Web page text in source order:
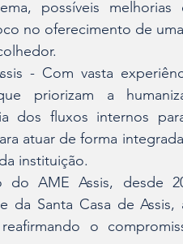
possíveis
no oferecimento de
- Com vasta
priorizam a
dos fluxos internos
atuar de forma
instituição.
do AME Assis, desde
da Santa Casa de
o